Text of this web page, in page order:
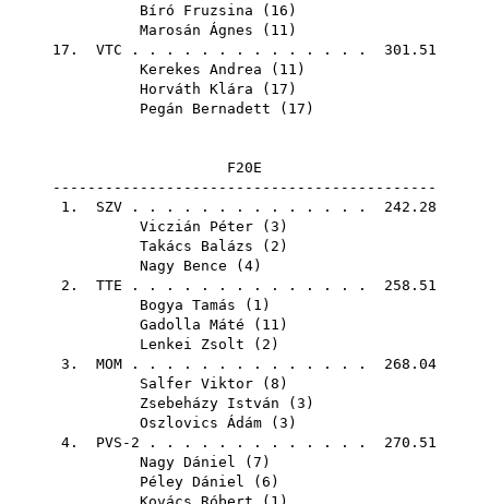
Bíró Fruzsina ( 16 )
Marosán Ágnes ( 11 )
17. VTC . . . . . . . . . . . . . . 301.51
Kerekes Andrea ( 11 )
Horváth Klára ( 17 )
Pegán Bernadett ( 17 )
F20E
--------------------------------------------
1. SZV . . . . . . . . . . . . . . 242.28
Viczián Péter ( 3 )
Takács Balázs ( 2 )
Nagy Bence ( 4)
2. TTE . . . . . . . . . . . . . . 258.51
Bogya Tamás ( 1 )
Gadolla Máté ( 11 )
Lenkei Zsolt ( 2 )
3. MOM . . . . . . . . . . . . . . 268.04
Salfer Viktor ( 8 )
Zsebeházy István ( 3 )
Oszlovics Ádám ( 3 )
4. PVS-2 . . . . . . . . . . . . . 270.51
Nagy Dániel ( 7 )
Péley Dániel ( 6 )